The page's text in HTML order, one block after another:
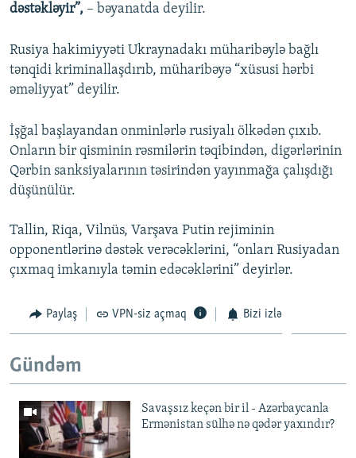
dəstəkləyir”, – bəyanatda deyilir.
Rusiya hakimiyyəti Ukraynadakı müharibəylə bağlı
tənqidi kriminallaşdırıb, müharibəyə “xüsusi hərbi
əməliyyat” deyilir.
İşğal başlayandan onminlərlə rusiyalı ölkədən çıxıb.
Onların bir qisminin rəsmilərin təqibindən, digərlərinin
Qərbin sanksiyalarının təsirindən yayınmağa çalışdığı
düşünülür.
Tallin, Riqa, Vilnüs, Varşava Putin rejiminin
opponentlərinə dəstək verəcəklərini, “onları Rusiyadan
çıxmaq imkanıyla təmin edəcəklərini” deyirlər.
Paylaş VPN-siz açmaq Bizi izlə
Gündəm
Savaşsız keçən bir il - Azərbaycanla
Ermənistan sülhə nə qədər yaxındır?